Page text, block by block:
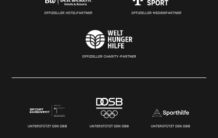
OFFIZIELLER HOTELPARTNER OFFIZIELLER MEDIENPARTNER
OFFIZIELLER CHARITY-PARTNER
UNTERSTÜTZT DEN DBB UNTERSTÜTZT DEN DBB UNTERSTÜTZT DEN DBB